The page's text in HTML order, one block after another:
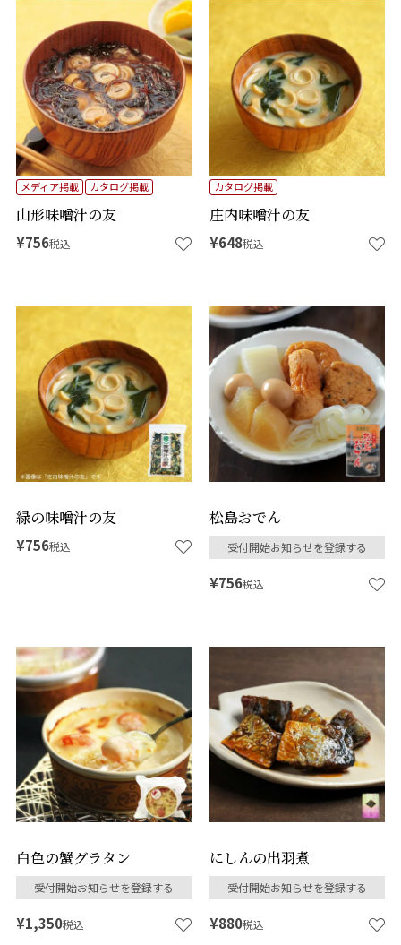
山形味噌汁の友
メディア掲載 カタログ掲載
¥756税込
庄内味噌汁の友
カタログ掲載
¥648税込
緑の味噌汁の友
¥756税込
松島おでん
受付開始お知らせを登録する
¥756税込
白色の蟹グラタン
受付開始お知らせを登録する
¥1,350税込
にしんの出羽煮
受付開始お知らせを登録する
¥880税込